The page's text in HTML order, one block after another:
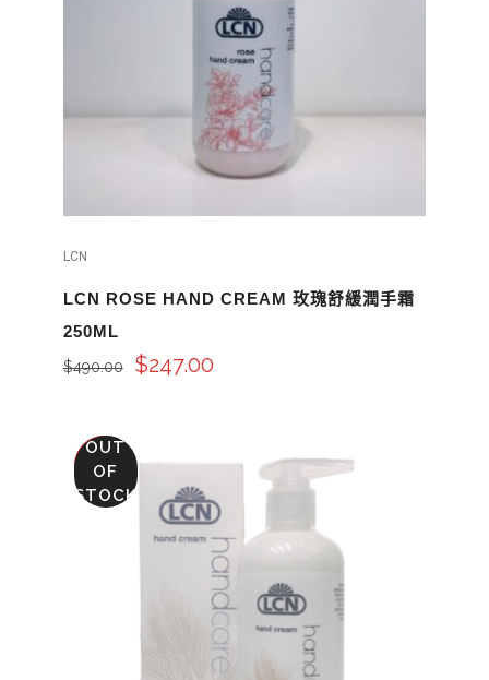
LCN
LCN ROSE HAND CREAM 玫瑰舒緩潤手霜
250ML
$490.00 $247.00
SALE
OUT
OF
STOCK